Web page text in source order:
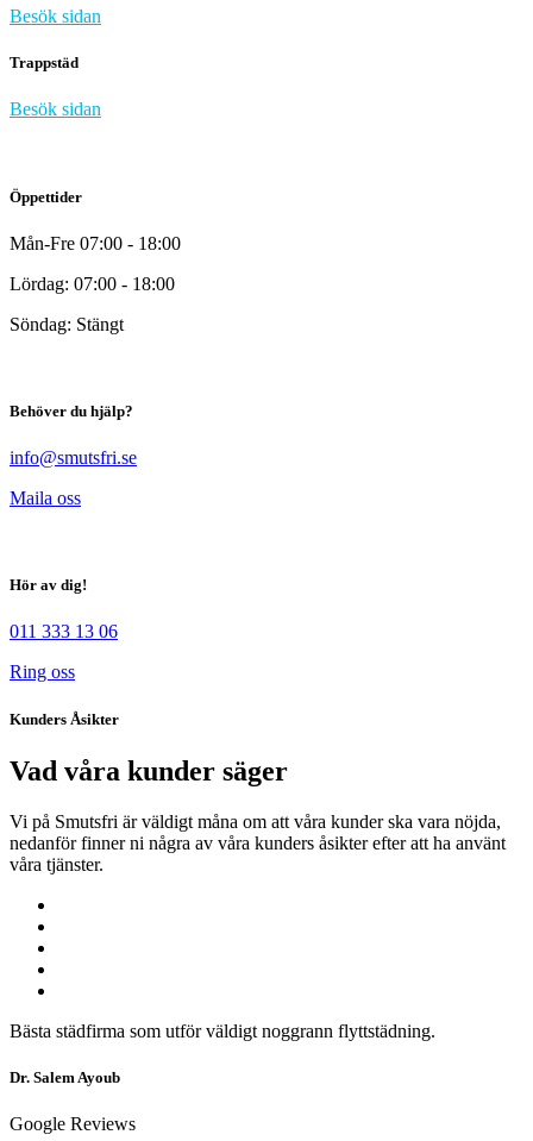
Besök sidan
Trappstäd
Besök sidan
Öppettider
Mån-Fre 07:00 - 18:00
Lördag: 07:00 - 18:00
Söndag: Stängt
Behöver du hjälp?
info@smutsfri.se
Maila oss
Hör av dig!
011 333 13 06
Ring oss
Kunders Åsikter
Vad våra kunder säger
Vi på Smutsfri är väldigt måna om att våra kunder ska vara nöjda,
nedanför finner ni några av våra kunders åsikter efter att ha använt
våra tjänster.
Bästa städfirma som utför väldigt noggrann flyttstädning.
Dr. Salem Ayoub
Google Reviews